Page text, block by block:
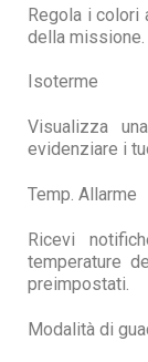
Regola i colori
della missione.
Isoterme
Visualizza
evidenziare i
Temp. Allarme
Ricevi
temperature
preimpostati.
Modalità di